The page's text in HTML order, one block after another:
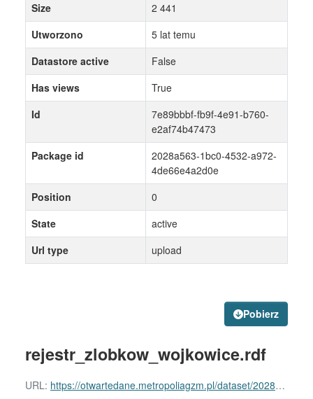
Pobierz
rejestr_zlobkow_wojkowice.rdf
URL: https://otwartedane.metropoliagzm.pl/dataset/2028a563-1bc0-4532-a972-4de66e4a2d0e/resource/7e89bbbf-fb9f-4e91-b760-e2af74b47473/download/rejestr_zlobkow_wojkowice.rdf
Size
2 441
Utworzono
5 lat temu
Datastore active
False
Has views
True
Id
7e89bbbf-fb9f-4e91-b760-
e2af74b47473
Package id
2028a563-1bc0-4532-a972-
4de66e4a2d0e
Position
0
State
active
Url type
upload